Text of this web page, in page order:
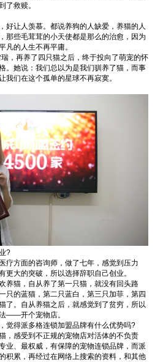
了救赎。
好让人羡慕。都说养狗的人缺爱，养猫的人
那些毛茸茸的小天使都是那么的治愈，因为
凡的人生不再平庸。
，再养了四只猫之后，终于投向了萌宠的怀
。她说：我们总以为是我们驯养了猫，而事
我们在这个孤单的星球不再寂寞。
?
疗方面的咨询师，做了七年，感觉到压力
更大的突破，所以选择辞职自己创业。
养猫，自从养了第一只猫，就没有回头路
只的蓝猫，第二只蓝白，第三只加菲，第四
了。自从养猫之后，就感觉到了贫穷，所以
——开个宠物店。
觉得派多格连锁加盟品牌有什么优势吗?
，感受到不正规的宠物店对活体的不负责
业、最权威，有保障的宠物连锁品牌，而派
积累，再经过在网络上搜索的资料，和其他